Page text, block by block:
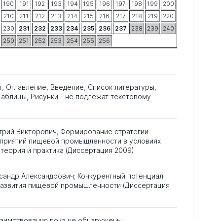
190 191 192 193 194 195 196 197 198 199
200
210
211 212 213 214 215 216 217 218 219
220
230
231 232 233 234 235 236 237 238 239
240
250
251 252 253 254 255 256
Оглавление, Введение, Список литературы,
Рисунки - не подлежат текстовому
Викторович; Формирование стратегии
пищевой промышленности в условиях
и практика (Диссертация 2009)
Александрович; Конкурентный потенциал
пищевой промышленности (Диссертация